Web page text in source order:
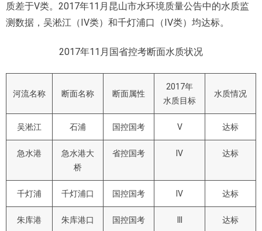
质差于V类。2017年11月昆山市水环境质量公告中的水质监
测数据，吴淞江（IV类）和千灯浦口（IV类）均达标。
2017年11月国省控考断面水质状况
河流名称 断面名称 断面属性
2017年
水质目标
水质情况
吴淞江 石浦 国控国考 V 达标
急水港
急水港大
桥
省控国考 IV 达标
千灯浦 千灯浦口 国控国考 IV 达标
朱库港 朱库港口 国控国考 达标